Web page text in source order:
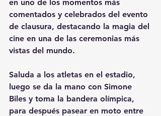
en uno de los momentos más
comentados y celebrados del evento
de clausura, destacando la magia del
cine en una de las ceremonias más
vistas del mundo.
Saluda a los atletas en el estadio,
luego se da la mano con Simone
Biles y toma la bandera olímpica,
para después pasear en moto entre